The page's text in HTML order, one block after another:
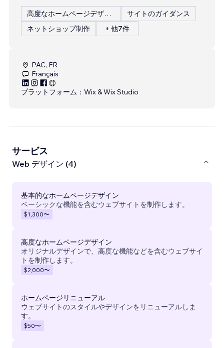
高度なホームページデザイン
サイトのガイダンス
ネットショップ制作
+ 他7件
PAC, FR
Français
プラットフォーム： Wix & Wix Studio
サービス
Web デザイン (4)
基本的なホームページデザイン
ベーシックな機能を含むウェブサイトを制作します。
$1,300〜
高度なホームページデザイン
オリジナルデザインで、高度な機能などを含むウェブサイ
トを制作します。
$2,000〜
ホームページリニューアル
ウェブサイトのスタイルやデザインをリニューアルしま
す。
$50〜